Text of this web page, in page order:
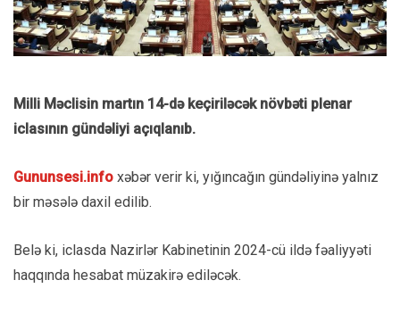
Milli Məclisin martın 14-də keçiriləcək növbəti plenar
iclasının gündəliyi açıqlanıb.
Gununsesi.info xəbər verir ki, yığıncağın gündəliyinə yalnız
bir məsələ daxil edilib.
Belə ki, iclasda Nazirlər Kabinetinin 2024-cü ildə fəaliyyəti
haqqında hesabat müzakirə ediləcək.